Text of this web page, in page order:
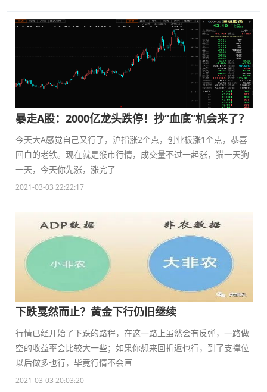
暴走A股：2000亿龙头跌停！抄“血底”机会来了？
今天大A感觉自己又行了，沪指涨2个点，创业板涨1个点，恭喜
回血的老铁。现在就是猴市行情，成交量不过一起涨，猫一天狗
一天，今天你先涨，涨完了
2021-03-03 22:22:17
下跌戛然而止？黄金下行仍旧继续
行情已经开始了下跌的路程，在这一路上虽然会有反弹，一路做
空的收益率会比较大一些；如果你想来回折返也行，到了支撑位
以后做多也行，毕竟行情不会直
2021-03-03 20:03:20